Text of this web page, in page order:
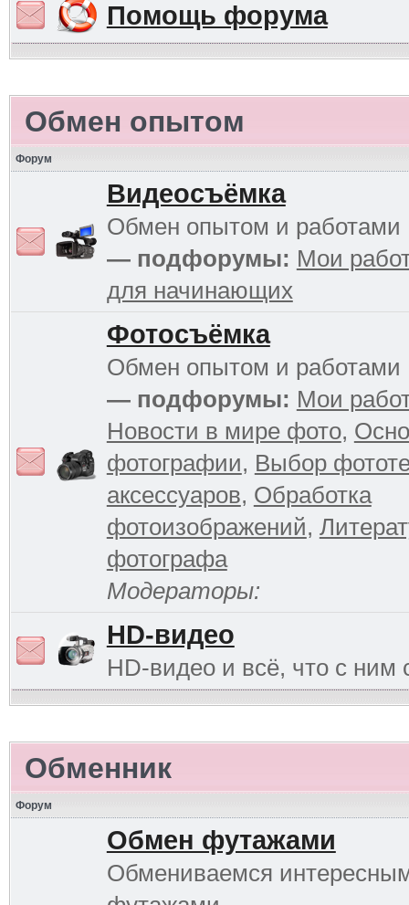
Помощь форума
Обмен опытом
Форум
Видеосъёмка
Обмен опытом и работами
— подфорумы: Мои
для начинающих
Фотосъёмка
Обмен опытом и работами
— подфорумы: Мои
Новости в мире фото,
фотографии, Выбор
аксессуаров, Обработка
фотоизображений,
фотографа
Модераторы:
HD-видео
HD-видео и всё, что с ним
Обменник
Форум
Обмен футажами
Обмениваемся